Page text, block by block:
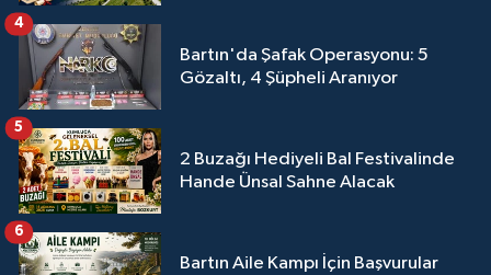
Bartın'da Şafak Operasyonu: 5
Gözaltı, 4 Şüpheli Aranıyor
4
2 Buzağı Hediyeli Bal Festivalinde
Hande Ünsal Sahne Alacak
5
Bartın Aile Kampı İçin Başvurular
6